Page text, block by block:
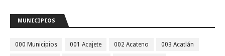
MUNICIPIOS
000 Municipios 001 Acajete 002 Acateno 003 Acatlán